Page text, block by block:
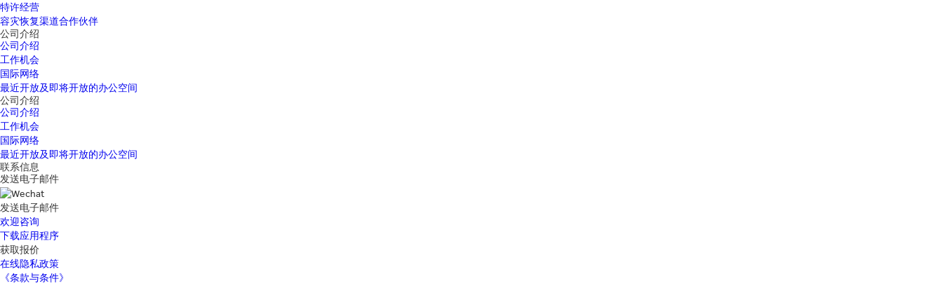
特许经营
容灾恢复渠道合作伙伴
公司介绍
公司介绍
工作机会
国际网络
最近开放及即将开放的办公空间
公司介绍
公司介绍
工作机会
国际网络
最近开放及即将开放的办公空间
联系信息
发送电子邮件
发送电子邮件
欢迎咨询
下载应用程序
获取报价
在线隐私政策
《条款与条件》